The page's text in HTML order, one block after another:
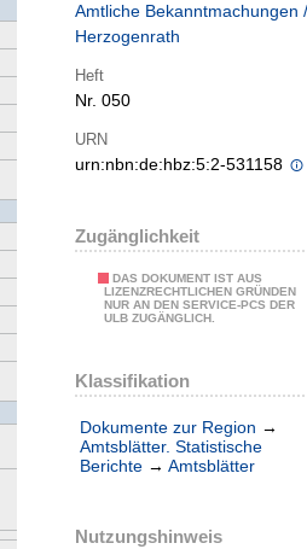
Amtliche Bekanntmachungen /
Herzogenrath
Heft
Nr. 050
URN
urn:nbn:de:hbz:5:2-531158
Zugänglichkeit
DAS DOKUMENT IST AUS
LIZENZRECHTLICHEN GRÜNDEN
NUR AN DEN SERVICE-PCS DER
ULB ZUGÄNGLICH.
Klassifikation
Dokumente zur Region →
Amtsblätter. Statistische
Berichte → Amtsblätter
Nutzungshinweis